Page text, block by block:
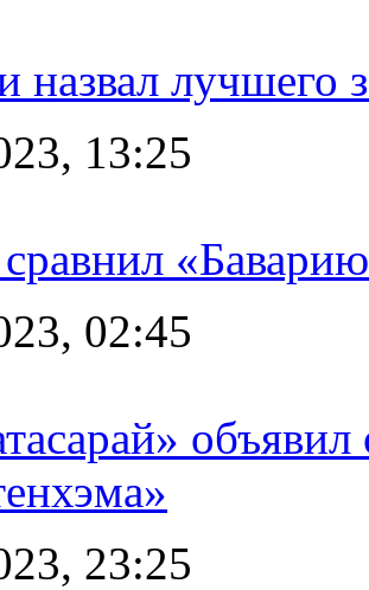
назвал лучшего
13:25
02:45
23:25